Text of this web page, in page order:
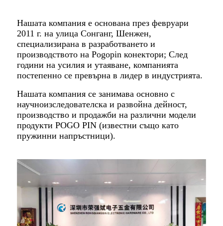
Нашата компания е основана през февруари
2011 г. на улица Сонганг, Шенжен,
специализирана в разработването и
производството на Pogopin конектори; След
години на усилия и утаяване, компанията
постепенно се превърна в лидер в индустрията.
Нашата компания се занимава основно с
научноизследователска и развойна дейност,
производство и продажби на различни модели
продукти POGO PIN (известни също като
пружинни напръстници).